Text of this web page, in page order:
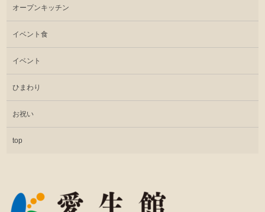
オープンキッチン
イベント食
イベント
ひまわり
お祝い
top